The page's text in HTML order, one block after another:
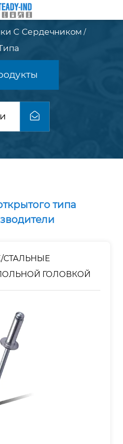
С Сердечником /
типа
ГОЛОВКОЙ